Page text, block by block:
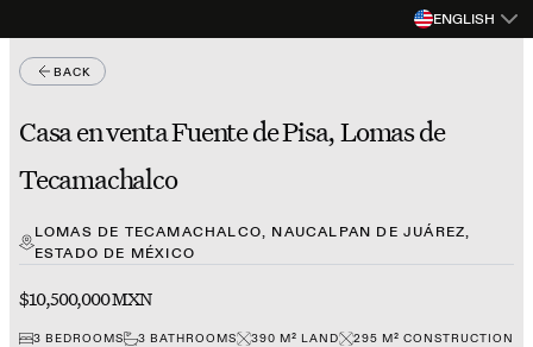
ENGLISH
BACK
Casa en venta Fuente de Pisa, Lomas de
Tecamachalco
LOMAS DE TECAMACHALCO, NAUCALPAN DE JUÁREZ,
ESTADO DE MÉXICO
$10,500,000 MXN
3 BEDROOMS 3 BATHROOMS 390 M² LAND 295 M² CONSTRUCTION